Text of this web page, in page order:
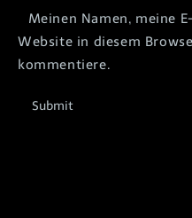
Meinen Namen, meine
Website in diesem
kommentiere.
Submit